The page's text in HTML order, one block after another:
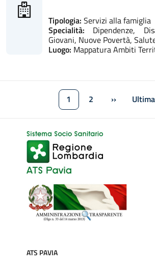
Tipologia: Servizi alla famiglia
Specialità: Dipendenze,
Giovani, Nuove Povertà,
Luogo: Mappatura Ambiti
Pagina attuale
1 Pagina
2 Pagina
››
ATS PAVIA